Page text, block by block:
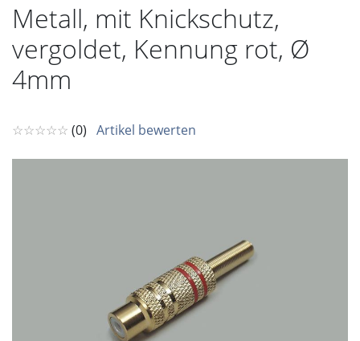
Metall, mit Knickschutz,
vergoldet, Kennung rot, Ø
4mm
☆☆☆☆☆ (0) Artikel bewerten